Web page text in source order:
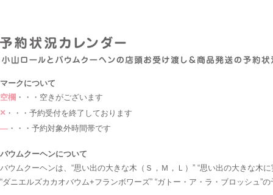
マークについて
空欄 ・・・空きがございます
× ・・・予約受付を終了しております
― ・・・予約対象外時間帯です
バウムクーヘンについて
バウムクーヘンは、“思い出の大きな木（Ｓ，Ｍ，Ｌ）” “思い出の大きな木
“ダニエルズカカオバウム+フランボワーズ” “ガトー・ア・ラ・ブロッシュ”